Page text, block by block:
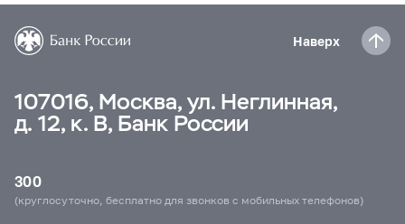
Наверх
107016, Москва, ул. Неглинная,
д. 12, к. В, Банк России
300
(круглосуточно, бесплатно для звонков с мобильных телефонов)